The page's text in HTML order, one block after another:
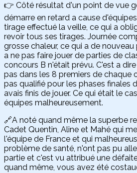
👉 Côté résultat d'un point de vue
démarre en retard a cause
tirage effectué la veille, ce qui a
revoir tous ses tirages. Journée
grosse chaleur, ce qui a de
a ne pas faire jouer de parties de
concours B n'était prévu. C'est a
pas dans les 8 premiers de chaque
pas qualifié pour les phases finales
avais finis de jouer. Ce qui était le
équipes malheureusement.
🔗A noté quand même la superbe
Cadet Quentin, Aline et Mahé qui
l'équipe de France et qui
problème de santé, n'ont pas pu
partie et c'est vu attribué une
quand même, vous avez été